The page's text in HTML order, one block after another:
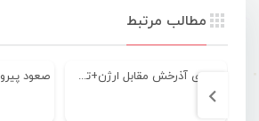
مطالب مرتبط
تساوی آذرخش مقابل ارژن+تصویری